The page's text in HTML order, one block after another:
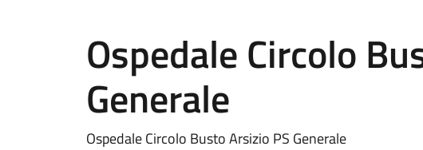
Ospedale Circolo
Generale
Ospedale Circolo Busto Arsizio PS Generale